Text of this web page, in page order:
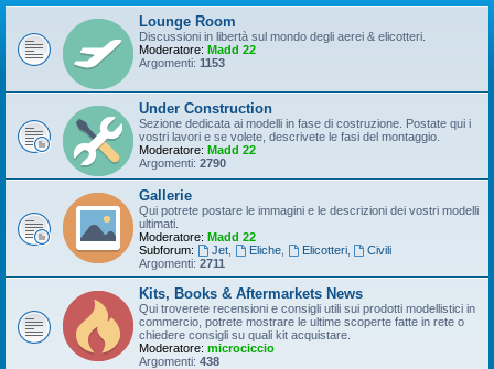
Lounge Room
Discussioni in libertà sul mondo degli aerei & elicotteri.
Moderatore: Madd 22
Argomenti: 1153
Under Construction
Sezione dedicata ai modelli in fase di costruzione. Postate qui i
vostri lavori e se volete, descrivete le fasi del montaggio.
Moderatore: Madd 22
Argomenti: 2790
Gallerie
Qui potrete postare le immagini e le descrizioni dei vostri modelli
ultimati.
Moderatore: Madd 22
Subforum:
Jet, Eliche, Elicotteri,
Civili
Argomenti: 2711
Kits, Books & Aftermarkets News
Qui troverete recensioni e consigli utili sui prodotti modellistici in
commercio, potrete mostrare le ultime scoperte fatte in rete o
chiedere consigli su quali kit acquistare.
Moderatore: microciccio
Argomenti: 438